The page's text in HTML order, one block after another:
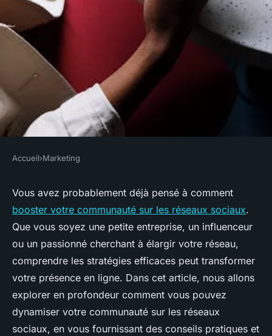
Boostez efficacement votre
communauté sur les réseaux
sociaux
Emmy•18 février 2025•6 min de lecture
Accueil›Marketing
Vous avez probablement déjà pensé à comment
booster votre communauté sur les réseaux sociaux.
Que vous soyez une petite entreprise, un influenceur
ou un passionné cherchant à élargir votre réseau,
comprendre les stratégies efficaces peut transformer
votre présence en ligne. Dans cet article, nous allons
explorer en profondeur comment vous pouvez
dynamiser votre communauté sur les réseaux
sociaux, en vous fournissant des conseils pratiques et